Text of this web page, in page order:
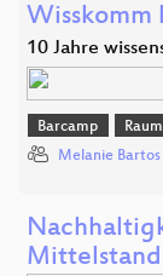
Wisskomm
10 Jahre
Barcamp
Melanie Bartos
Mittelstand